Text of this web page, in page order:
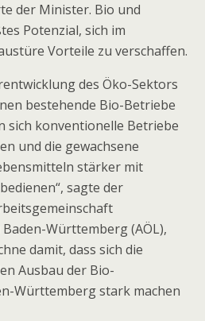
der Minister. Bio und
Potenzial, sich im
Vorteile zu verschaffen.
des Öko-Sektors
bestehende Bio-Betriebe
sich konventionelle Betriebe
und die gewachsene
stärker mit
sagte der
Württemberg (AÖL),
damit, dass sich die
Ausbau der Bio-
Württemberg stark machen